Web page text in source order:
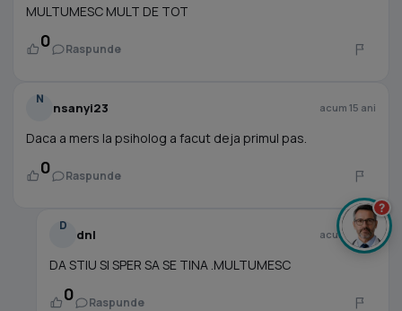
MULTUMESC MULT DE TOT
0 Raspunde
N
nsanyi23 acum 15 ani
Daca a mers la psiholog a facut deja primul pas.
0 Raspunde
D
dnl acum 15 ani
DA STIU SI SPER SA SE TINA .MULTUMESC
0 Raspunde
?